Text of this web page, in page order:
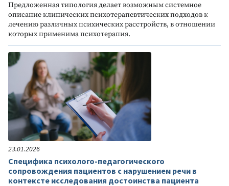
Предложенная типология делает возможным системное
описание клинических психотерапевтических подходов к
лечению различных психических расстройств, в отношении
которых применима психотерапия.
23.01.2026
Специфика психолого-педагогического
сопровождения пациентов с нарушением речи в
контексте исследования достоинства пациента